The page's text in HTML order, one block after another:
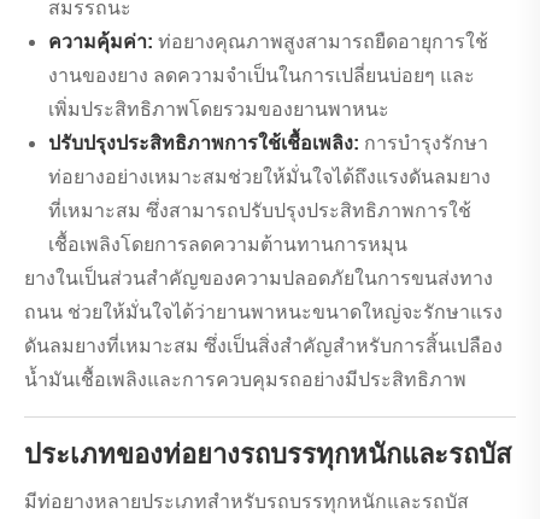
สมรรถนะ
ความคุ้มค่า: ท่อยางคุณภาพสูงสามารถยืดอายุการใช้
งานของยาง ลดความจำเป็นในการเปลี่ยนบ่อยๆ และ
เพิ่มประสิทธิภาพโดยรวมของยานพาหนะ
ปรับปรุงประสิทธิภาพการใช้เชื้อเพลิง: การบำรุงรักษา
ท่อยางอย่างเหมาะสมช่วยให้มั่นใจได้ถึงแรงดันลมยาง
ที่เหมาะสม ซึ่งสามารถปรับปรุงประสิทธิภาพการใช้
เชื้อเพลิงโดยการลดความต้านทานการหมุน
ยางในเป็นส่วนสำคัญของความปลอดภัยในการขนส่งทาง
ถนน ช่วยให้มั่นใจได้ว่ายานพาหนะขนาดใหญ่จะรักษาแรง
ดันลมยางที่เหมาะสม ซึ่งเป็นสิ่งสำคัญสำหรับการสิ้นเปลือง
น้ำมันเชื้อเพลิงและการควบคุมรถอย่างมีประสิทธิภาพ
ประเภทของท่อยางรถบรรทุกหนักและรถบัส
มีท่อยางหลายประเภทสำหรับรถบรรทุกหนักและรถบัส